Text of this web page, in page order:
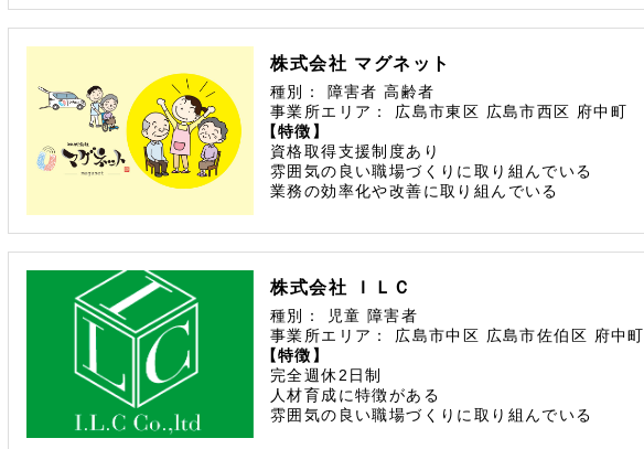
株式会社 マグネット
種別： 障害者高齢者
事業所エリア：
広島市東区 広島市西区 府中町
【特徴】
資格取得支援制度あり
雰囲気の良い職場づくりに取り組んでいる
業務の効率化や改善に取り組んでいる
株式会社 ＩＬＣ
種別： 児童 障害者
事業所エリア：
広島市中区 広島市佐伯区 府中町
【特徴】
完全週休2日制
人材育成に特徴がある
雰囲気の良い職場づくりに取り組んでいる